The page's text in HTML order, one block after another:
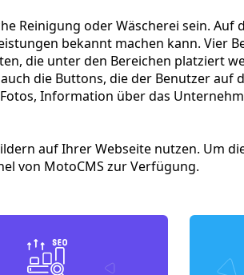
Reinigung oder Wäscherei sein. Auf
bekannt machen kann. Vier
die unter den Bereichen platziert
die Buttons, die der Benutzer auf
Information über das
auf Ihrer Webseite nutzen. Um
von MotoCMS zur Verfügung.